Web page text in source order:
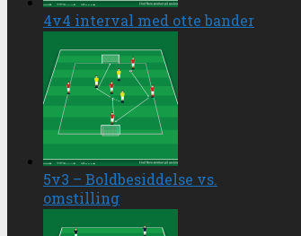
4v4 interval med otte bander
5v3 – Boldbesiddelse vs.
omstilling